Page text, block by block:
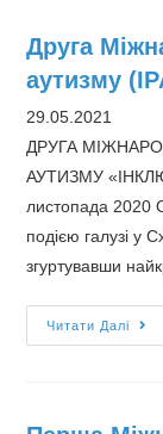
Друга
аутизму
29.05.2021
ДРУГА
АУТИЗМУ
листопада 2020
подією галузі у
згуртувавши
Читати Далі